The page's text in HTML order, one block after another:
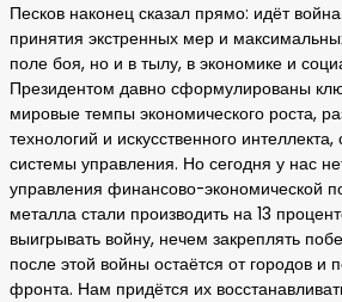
Песков наконец сказал прямо: идёт
принятия экстренных мер и
поле боя, но и в тылу, в экономике и
Президентом давно сформулированы
мировые темпы экономического роста,
технологий и искусственного
системы управления. Но сегодня у нас
управления финансово-экономической
металла стали производить на 13
выигрывать войну, нечем закреплять
после этой войны остаётся от городов и
фронта. Нам придётся их